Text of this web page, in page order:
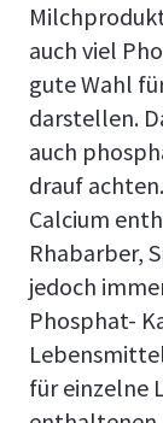
auch viel
gute Wahl
darstellen.
auch
drauf
Calcium
Rhabarber,
jedoch
Phosphat-
für einzelne